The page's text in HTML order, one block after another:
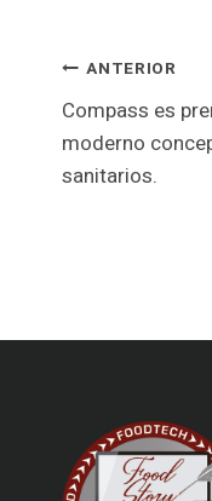
de
entradas
ANTERIOR
Compass es
moderno
sanitarios.